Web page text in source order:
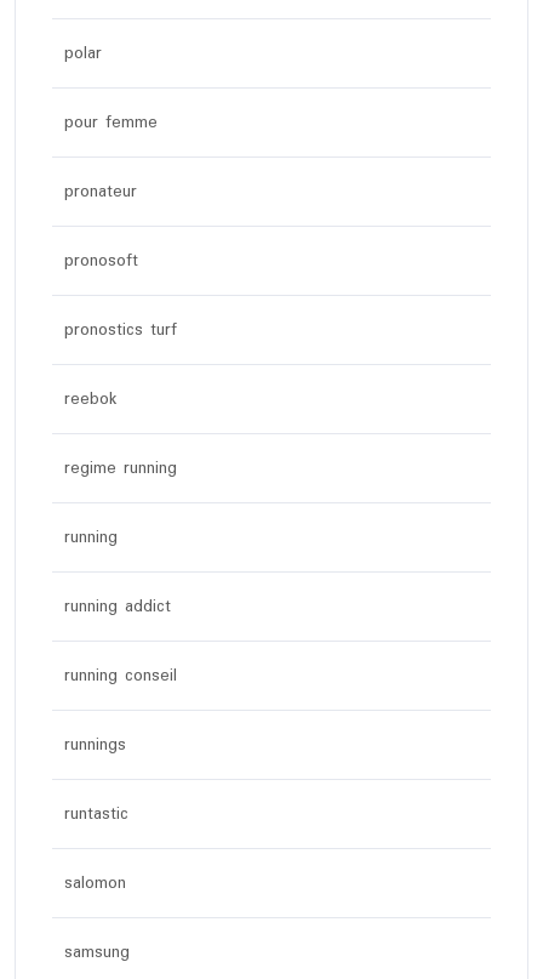
polar
pour femme
pronateur
pronosoft
pronostics turf
reebok
regime running
running
running addict
running conseil
runnings
runtastic
salomon
samsung